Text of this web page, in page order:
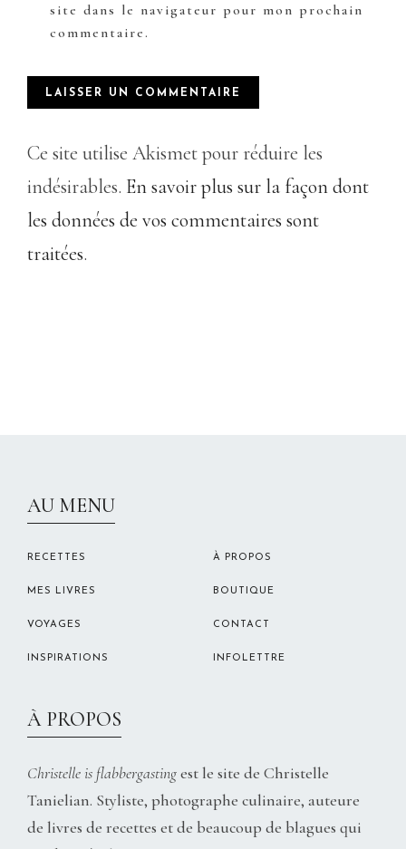
site dans le navigateur pour mon prochain
commentaire.
Ce site utilise Akismet pour réduire les
indésirables. En savoir plus sur la façon dont
les données de vos commentaires sont
traitées.
AU MENU
RECETTES
MES LIVRES
VOYAGES
INSPIRATIONS
À PROPOS
BOUTIQUE
CONTACT
INFOLETTRE
À PROPOS
Christelle is flabbergastingest le site de Christelle
Tanielian. Styliste, photographe culinaire, auteure
de livres de recettes et de beaucoup de blagues qui